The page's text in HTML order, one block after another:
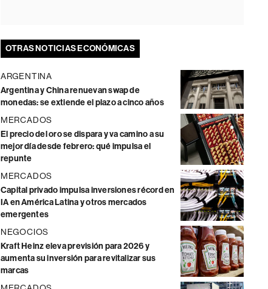
OTRAS NOTICIAS ECONÓMICAS
ARGENTINA
Argentina y China renuevan swap de
monedas: se extiende el plazo a cinco años
MERCADOS
El precio del oro se dispara y va camino a su
mejor día desde febrero: qué impulsa el
repunte
MERCADOS
Capital privado impulsa inversiones récord en
IA en América Latina y otros mercados
emergentes
NEGOCIOS
Kraft Heinz eleva previsión para 2026 y
aumenta su inversión para revitalizar sus
marcas